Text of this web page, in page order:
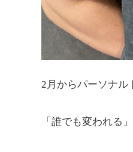
2 月からパーソナ
「誰でも変われる